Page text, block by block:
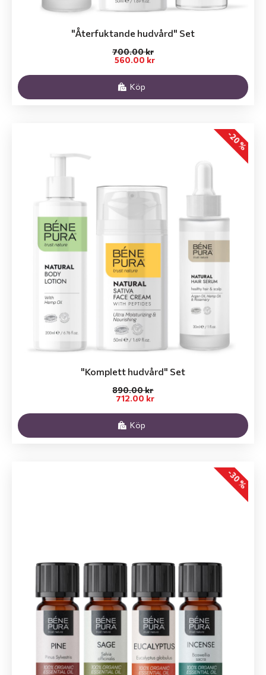
"Återfuktande hudvård" Set
560.00 kr
700.00 kr
Köp
-20 %
"Komplett hudvård" Set
712.00 kr
890.00 kr
Köp
-30 %